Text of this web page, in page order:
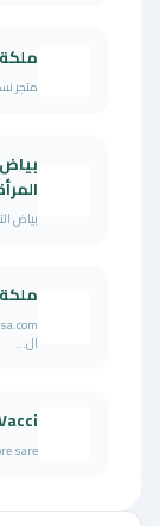
متجر
بياض
ال...
sare...